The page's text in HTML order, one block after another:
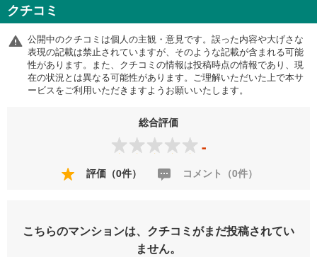
クチコミ
公開中のクチコミは個人の主観・意見です。誤った内容や大げさな
表現の記載は禁止されていますが、そのような記載が含まれる可能
性があります。また、クチコミの情報は投稿時点の情報であり、現
在の状況とは異なる可能性があります。ご理解いただいた上で本サ
ービスをご利用いただきますようお願いいたします。
総合評価
-
評価（0件） コメント（0件）
こちらのマンションは、クチコミがまだ投稿されてい
ません。